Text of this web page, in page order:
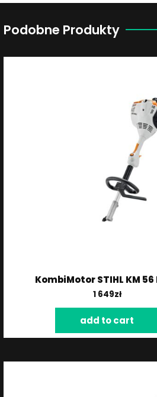
Podobne Produkty
KombiMotor STIHL KM 56
1 649zł
add to cart